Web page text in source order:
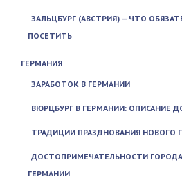
ЗАЛЬЦБУРГ (АВСТРИЯ) — ЧТО
ПОСЕТИТЬ
ГЕРМАНИЯ
ЗАРАБОТОК В ГЕРМАНИИ
ВЮРЦБУРГ В ГЕРМАНИИ: ОПИСАНИЕ
ТРАДИЦИИ ПРАЗДНОВАНИЯ НОВОГО
ДОСТОПРИМЕЧАТЕЛЬНОСТИ ГОРОДА
ГЕРМАНИИ